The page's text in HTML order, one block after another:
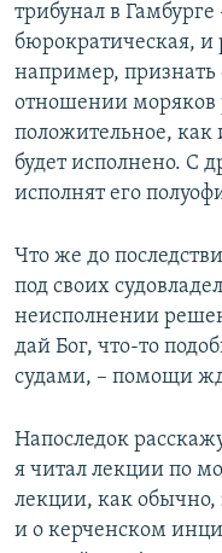
трибунал в
бюрократическая, и
например,
отношении моряков
положительное, как
будет исполнено. С
исполнят его
Что же до
под своих
неисполнении
дай Бог, что-то
судами, – помощи
Напоследок
я читал лекции по
лекции, как обычно,
и о керченском